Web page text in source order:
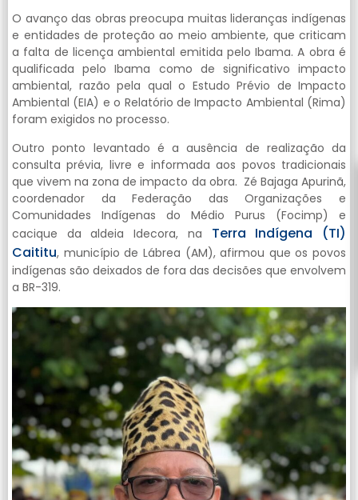
O avanço das obras preocupa muitas lideranças indígenas
e entidades de proteção ao meio ambiente, que criticam
a falta de licença ambiental emitida pelo Ibama. A obra é
qualificada pelo Ibama como de significativo impacto
ambiental, razão pela qual o Estudo Prévio de Impacto
Ambiental (EIA) e o Relatório de Impacto Ambiental (Rima)
foram exigidos no processo.
Outro ponto levantado é a ausência de realização da
consulta prévia, livre e informada aos povos tradicionais
que vivem na zona de impacto da obra. Zé Bajaga Apurinã,
coordenador da Federação das Organizações e
Comunidades Indígenas do Médio Purus (Focimp) e
cacique da aldeia Idecora, na Terra Indígena (TI)
Caititu, município de Lábrea (AM), afirmou que os povos
indígenas são deixados de fora das decisões que envolvem
a BR-319.